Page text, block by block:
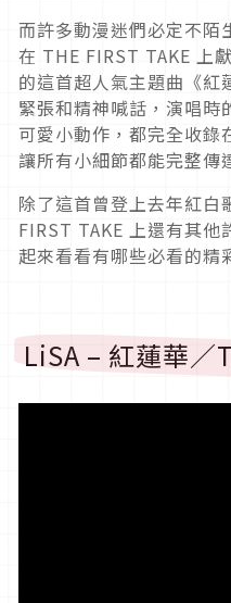
而許多動漫迷們必定不
在 THE FIRST TAKE 上
的這首超人氣主題曲《紅
緊張和精神喊話，演唱時
可愛小動作，都完全收錄
讓所有小細節都能完整傳
除了這首曾登上去年紅
FIRST TAKE 上還有其
起來看看有哪些必看的精
LiSA – 紅蓮華／